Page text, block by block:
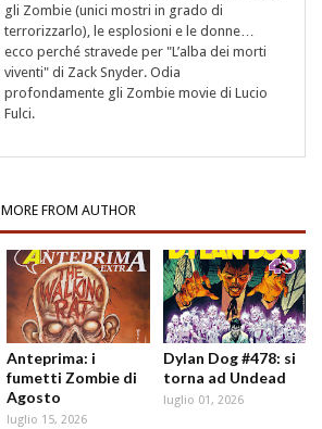
gli Zombie (unici mostri in grado di
terrorizzarlo), le esplosioni e le donne…
ecco perché stravede per "L’alba dei morti
viventi" di Zack Snyder. Odia
profondamente gli Zombie movie di Lucio
Fulci.
MORE FROM AUTHOR
Anteprima: i
fumetti Zombie di
Agosto
luglio 15, 2026
Dylan Dog #478: si
torna ad Undead
luglio 01, 2026